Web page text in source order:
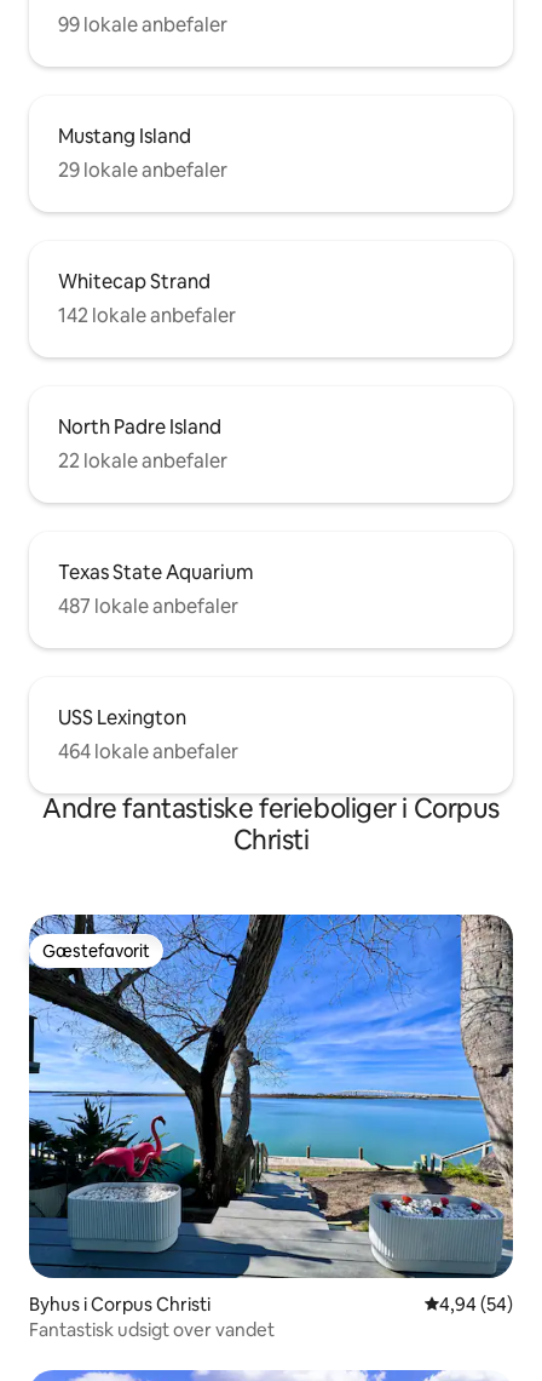
99 lokale anbefaler
Mustang Island
29 lokale anbefaler
Whitecap Strand
142 lokale anbefaler
North Padre Island
22 lokale anbefaler
Texas State Aquarium
487 lokale anbefaler
USS Lexington
464 lokale anbefaler
Andre fantastiske ferieboliger i Corpus
Christi
Gæstefavorit
Gæstefavorit
Byhus i Corpus Christi 4,94 ud af 5 i
4,94 (54)
Fantastisk udsigt over vandet